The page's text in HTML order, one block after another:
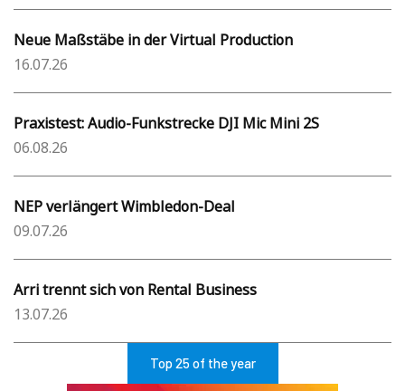
Neue Maßstäbe in der Virtual Production
16.07.26
Praxistest: Audio-Funkstrecke DJI Mic Mini 2S
06.08.26
NEP verlängert Wimbledon-Deal
09.07.26
Arri trennt sich von Rental Business
13.07.26
Top 25 of the year